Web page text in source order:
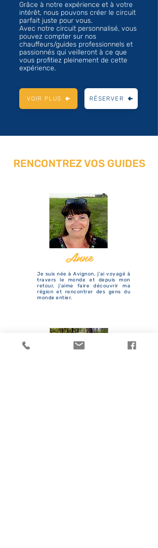
Grâce à notre expérience et à votre
intérêt, nous pouvons créer le circuit
parfait juste pour vous.
Avec notre circuit personnalisé, vous
pouvez compter sur nos
chauffeurs/guides professionnels et
passionnés qui veilleront à ce que
vous profitiez pleinement de cette
expérience.
VOIR PLUS RÉSERVER
RENCONTREZ VOS GUIDES
Anne
Je suis née à Avignon, j'ai voyagé à
travers le monde et depuis mon
retour, j'aime faire découvrir ma
région et rencontrer des gens du
monde entier.